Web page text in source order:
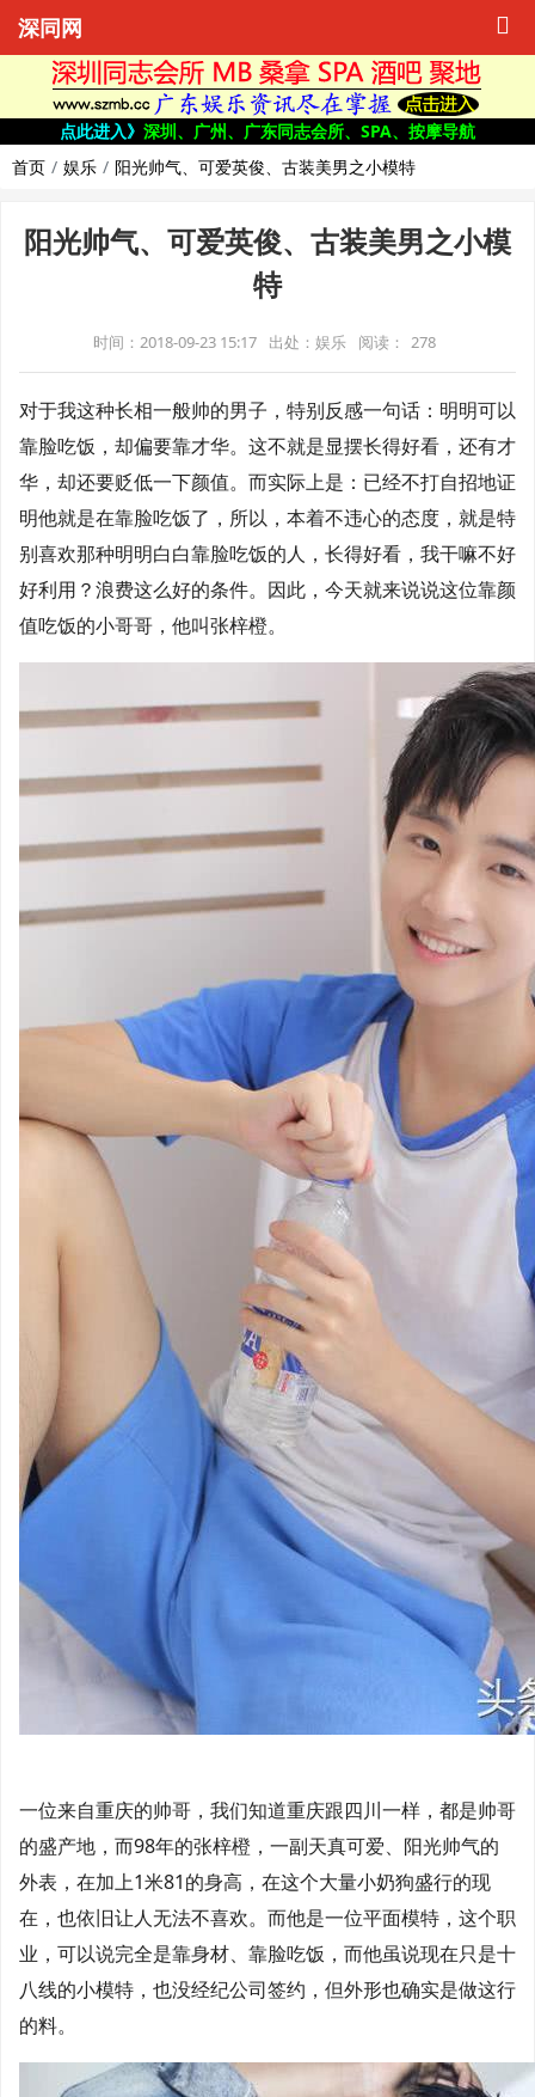
深同网
点此进入》 深圳、广州、广东同志会所、SPA、按摩导航
首页
娱乐 阳光帅气、可爱英俊、古装美男之小模特
阳光帅气、可爱英俊、古装美男之小模
特
时间：2018-09-23 15:17 出处：娱乐 阅读： 278
对于我这种长相一般帅的男子，特别反感一句话：明明可以
靠脸吃饭，却偏要靠才华。这不就是显摆长得好看，还有才
华，却还要贬低一下颜值。而实际上是：已经不打自招地证
明他就是在靠脸吃饭了，所以，本着不违心的态度，就是特
别喜欢那种明明白白靠脸吃饭的人，长得好看，我干嘛不好
好利用？浪费这么好的条件。因此，今天就来说说这位靠颜
值吃饭的小哥哥，他叫张梓橙。
一位来自重庆的帅哥，我们知道重庆跟四川一样，都是帅哥
的盛产地，而98年的张梓橙，一副天真可爱、阳光帅气的
外表，在加上1米81的身高，在这个大量小奶狗盛行的现
在，也依旧让人无法不喜欢。而他是一位平面模特，这个职
业，可以说完全是靠身材、靠脸吃饭，而他虽说现在只是十
八线的小模特，也没经纪公司签约，但外形也确实是做这行
的料。